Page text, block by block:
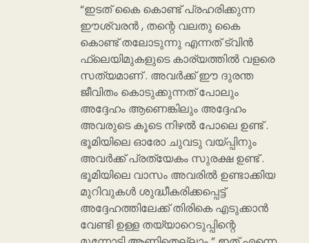
“ഇടത് കൈ കൊണ്ട് പ്രഹരിക്കുന്ന
ഈശ്വരൻ , തന്റെ വലതു കൈ
കൊണ്ട് തലോടുന്നു എന്നത് ട്വിൻ
ഫ്ലെയിമുകളുടെ കാര്യത്തിൽ വളരെ
സത്യമാണ് . അവർക്ക് ഈ ദുരന്ത
ജീവിതം കൊടുക്കുന്നത് പോലും
അദ്ദേഹം ആണെങ്കിലും അദ്ദേഹം
അവരുടെ കൂടെ നിഴൽ പോലെ ഉണ്ട് .
ഭൂമിയിലെ ഓരോ ചുവടു വയ്പ്പിനും
അവർക്ക് പ്രത്യേകം സുരക്ഷ ഉണ്ട് .
ഭൂമിയിലെ വാസം അവരിൽ ഉണ്ടാക്കിയ
മുറിവുകൾ ശുദ്ധീകരിക്കപ്പെട്ട്
അദ്ദേഹത്തിലേക്ക് തിരികെ എടുക്കാൻ
വേണ്ടി ഉള്ള തയ്യാറെടുപ്പിന്റെ